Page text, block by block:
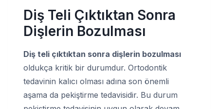
Diş Teli Çıktıktan Sonra
Dişlerin Bozulması
Diş teli çıktıktan sonra dişlerin bozulması
oldukça kritik bir durumdur. Ortodontik
tedavinin kalıcı olması adına son önemli
aşama da pekiştirme tedavisidir. Bu durum